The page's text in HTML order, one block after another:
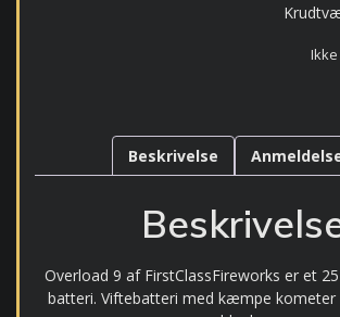
Beskrivelse
Overload 9 af FirstClassFireworks er et
batteri. Viftebatteri med kæmpe kometer